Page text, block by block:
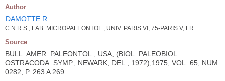
Author
DAMOTTE R
C.N.R.S., LAB. MICROPALEONTOL., UNIV. PARIS VI, 75-PARIS V, FR.
Source
BULL. AMER. PALEONTOL.; USA; (BIOL. PALEOBIOL.
OSTRACODA. SYMP.; NEWARK, DEL.; 1972),1975, VOL. 65, NUM.
0282, P. 263 A 269